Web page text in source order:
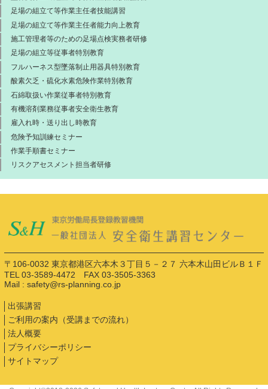
足場の組立て等作業主任者技能講習
足場の組立て等作業主任者能力向上教育
施工管理者等のための足場点検実務者研修
足場の組立等従事者特別教育
フルハーネス型墜落制止用器具特別教育
酸素欠乏・硫化水素危険作業特別教育
石綿取扱い作業従事者特別教育
有機溶剤業務従事者安全衛生教育
雇入れ時・送り出し時教育
危険予知訓練セミナー
作業手順書セミナー
リスクアセスメント担当者研修
〒106-0032 東京都港区六本木３丁目５－２７ 六本木山田ビルＢ１Ｆ
TEL 03-3589-4472 FAX 03-3505-3363
Mail : safety@rs-planning.co.jp
出張講習
ご利用の案内（受講までの流れ）
法人概要
プライバシーポリシー
サイトマップ